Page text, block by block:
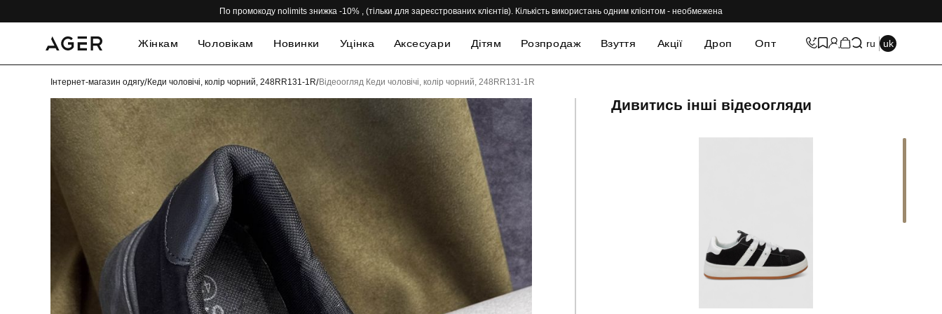
По промокоду nolimits знижка -10% , (тільки для зареєстрованих клієнтів). Кількість використань одним клієнтом - необмежена
Жінкам Чоловікам Новинки Уцінка Аксесуари Дітям Розпродаж Взуття Акції Дроп Опт ru uk
Інтернет-магазин одягу/Кеди чоловічі, колір чорний, 248RR131-1R/Відеоогляд Кеди чоловічі, колір чорний, 248RR131-1R
Дивитись інші відеоогляди